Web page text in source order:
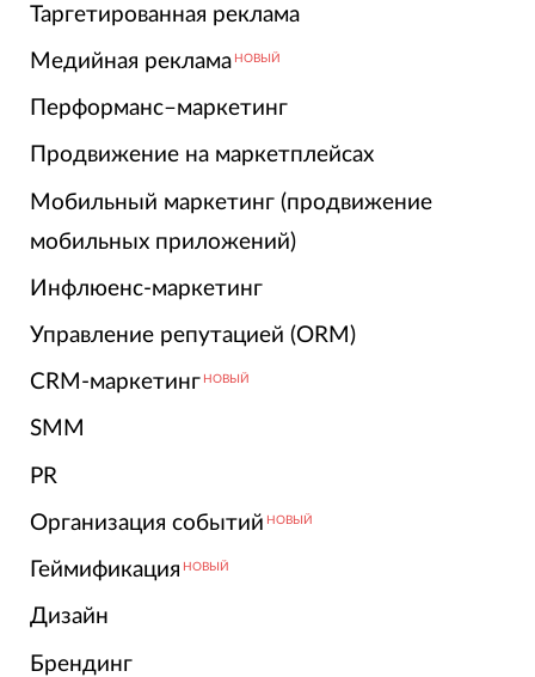
Таргетированная реклама
Медийная реклама НОВЫЙ
Перформанс–маркетинг
Продвижение на маркетплейсах
Мобильный маркетинг (продвижение
мобильных приложений)
Инфлюенс-маркетинг
Управление репутацией (ORM)
CRM-маркетинг НОВЫЙ
SMM
PR
Организация событий НОВЫЙ
Геймификация НОВЫЙ
Дизайн
Брендинг